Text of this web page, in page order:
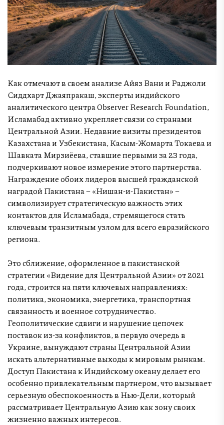
Как отмечают в своем анализе Айяз Вани и Раджоли
Сиддхарт Джаяпракаш, эксперты индийского
аналитического центра Observer Research Foundation,
Исламабад активно укрепляет связи со странами
Центральной Азии. Недавние визиты президентов
Казахстана и Узбекистана, Касым-Жомарта Токаева и
Шавката Мирзиёева, ставшие первыми за 23 года,
подчеркивают новое измерение этого партнерства.
Награждение обоих лидеров высшей гражданской
наградой Пакистана – «Нишан-и-Пакистан» –
символизирует стратегическую важность этих
контактов для Исламабада, стремящегося стать
ключевым транзитным узлом для всего евразийского
региона.
Это сближение, оформленное в пакистанской
стратегии «Видение для Центральной Азии» от 2021
года, строится на пяти ключевых направлениях:
политика, экономика, энергетика, транспортная
связанность и военное сотрудничество.
Геополитические сдвиги и нарушение цепочек
поставок из-за конфликтов, в первую очередь в
Украине, вынуждают страны Центральной Азии
искать альтернативные выходы к мировым рынкам.
Доступ Пакистана к Индийскому океану делает его
особенно привлекательным партнером, что вызывает
серьезную обеспокоенность в Нью-Дели, который
рассматривает Центральную Азию как зону своих
жизненно важных интересов.